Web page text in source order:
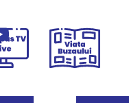
Campus
Viața